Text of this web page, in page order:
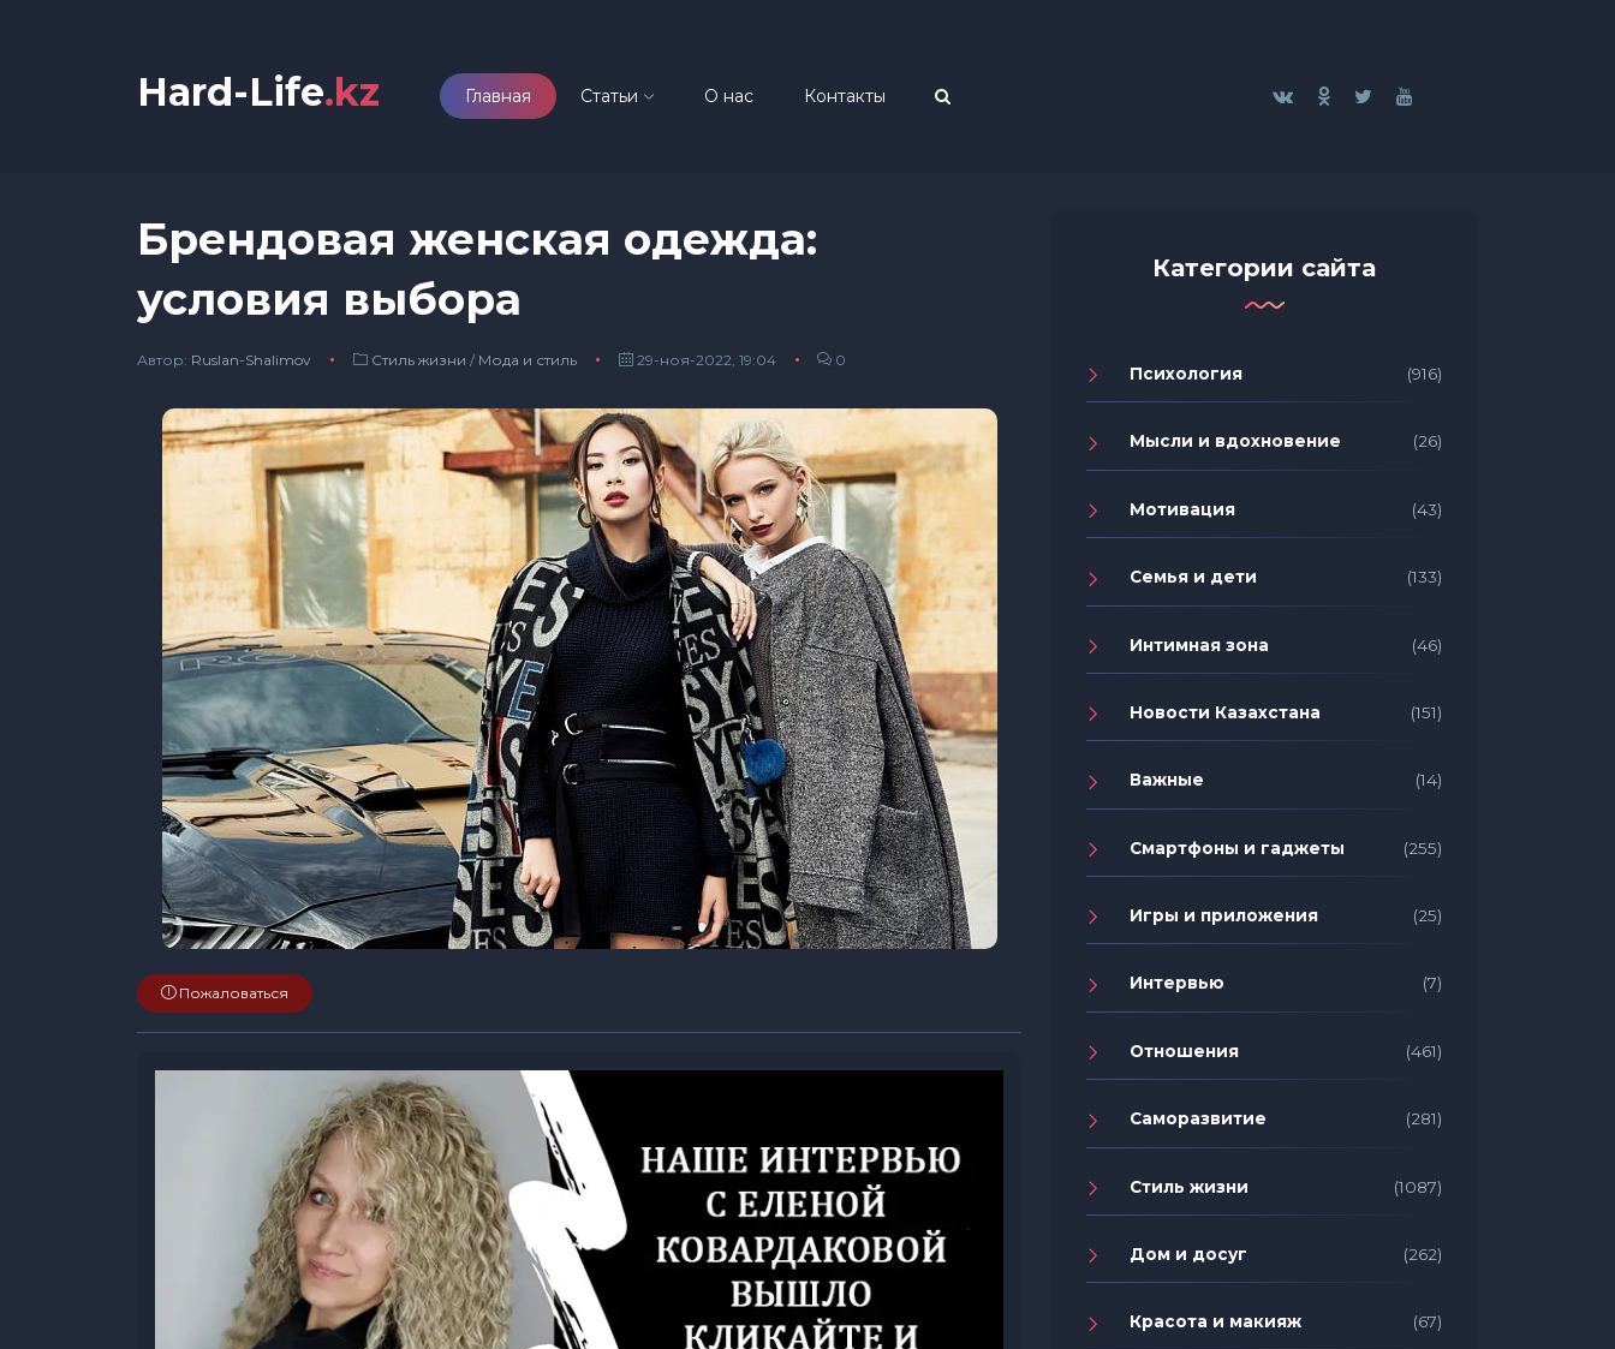
Hard-Life.kz Главная Статьи О нас Контакты
Брендовая женская одежда:
условия выбора
Автор: Ruslan-Shalimov Стиль жизни / Мода и стиль 29-ноя-2022, 19:04 0
Пожаловаться
Категории сайта
Психология (916)
Мысли и вдохновение (26)
Мотивация (43)
Семья и дети (133)
Интимная зона (46)
Новости Казахстана (151)
Важные (14)
Смартфоны и гаджеты (255)
Игры и приложения (25)
Интервью (7)
Отношения (461)
Саморазвитие (281)
Стиль жизни (1087)
Дом и досуг (262)
Красота и макияж (67)